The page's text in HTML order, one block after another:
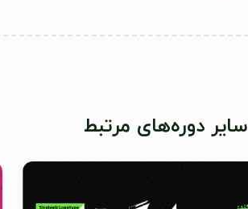
سایر دوره‌های مرتبط